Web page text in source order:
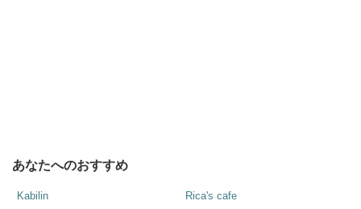
あなたへのおすすめ
Kabilin Rica's cafe